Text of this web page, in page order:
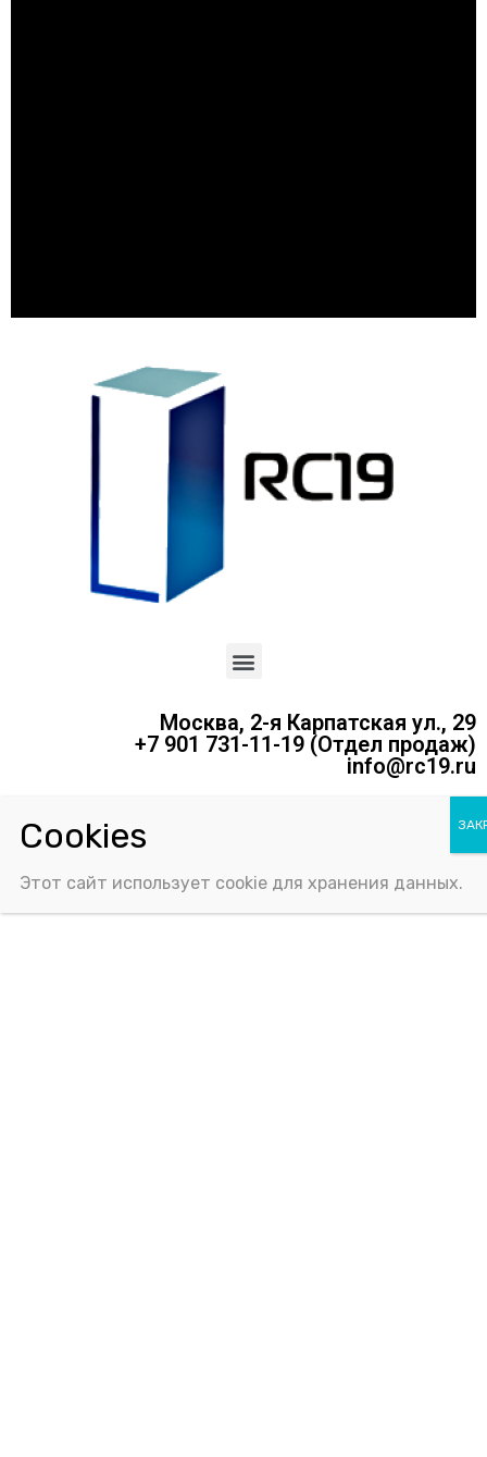
Москва, 2-я Карпатская ул., 29
+7 901 731-11-19 (Отдел продаж)
info@rc19.ru
Политика конфиденциальности
Соглашение об использовании Cookie-файлов
Этот сайт использует cookie для хранения данных.